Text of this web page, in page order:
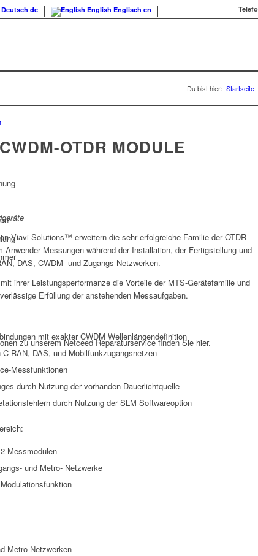
Deutsch de English Englisch en
zu unserem Netceed Reparaturservice finden Sie hier.
Du bist hier: Startseite
OTDR MODULE
Viavi Solutions™ erweitern die sehr erfolgreiche Familie der OTDR-
Anwender Messungen während der Installation, der Fertigstellung und
DAS, CWDM- und Zugangs-Netzwerken.
ihrer Leistungsperformanze die Vorteile der MTS-Gerätefamilie und
Erfüllung der anstehenden Messaufgaben.
mit exakter CWDM Wellenlängendefinition
RAN, DAS, und Mobilfunkzugangsnetzen
Messfunktionen
durch Nutzung der vorhanden Dauerlichtquelle
durch Nutzung der SLM Softwareoption
Messmodulen
und Metro- Netzwerke
Metro-Netzwerken